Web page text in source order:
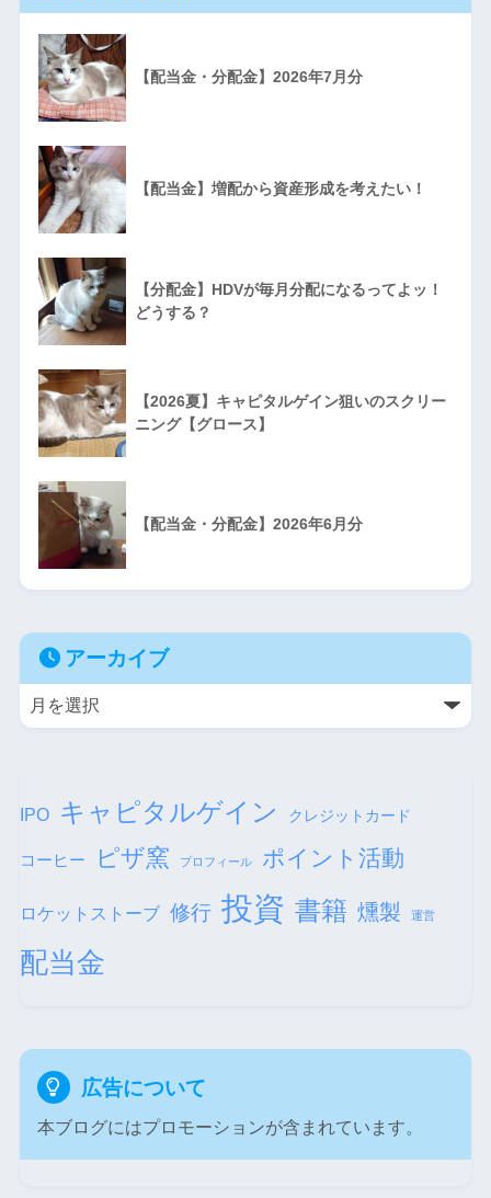
【配当金・分配金】2026年7月分
【配当金】増配から資産形成を考えたい！
【分配金】HDVが毎月分配になるってよッ！
どうする？
【2026夏】キャピタルゲイン狙いのスクリー
ニング【グロース】
【配当金・分配金】2026年6月分
アーカイブ
IPO キャピタルゲイン クレジットカード
コーヒー ピザ窯 プロフィール ポイント活動
ロケットストーブ 修行 投資 書籍 燻製 運営
配当金
広告について
本ブログにはプロモーションが含まれています。